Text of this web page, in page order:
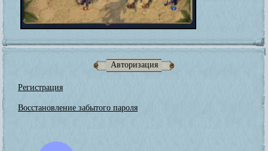
Авторизация
Регистрация
Восстановление забытого пароля